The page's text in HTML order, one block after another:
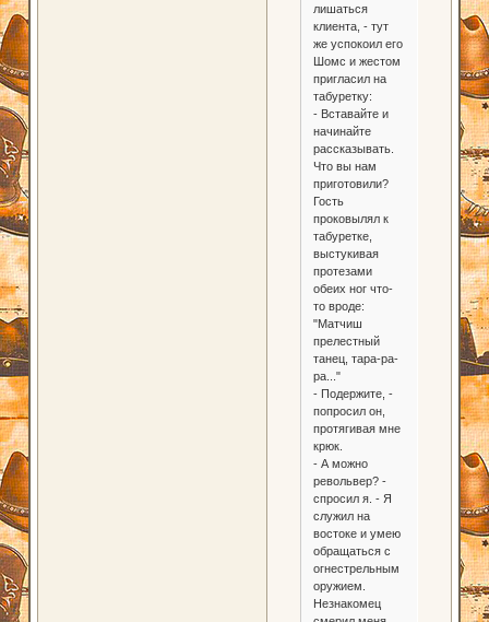
лишаться
клиента, - тут
же успокоил его
Шомс и жестом
пригласил на
табуретку:
- Вставайте и
начинайте
рассказывать.
Что вы нам
приготовили?
Гость
проковылял к
табуретке,
выстукивая
протезами
обеих ног что-
то вроде:
"Матчиш
прелестный
танец, тара-ра-
ра..."
- Подержите, -
попросил он,
протягивая мне
крюк.
- А можно
револьвер? -
спросил я. - Я
служил на
востоке и умею
обращаться с
огнестрельным
оружием.
Незнакомец